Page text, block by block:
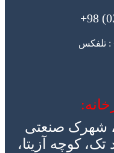
شهرک صنعتی
کوچه آزیتا،